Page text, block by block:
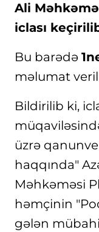
Ali
iclası
Bu barədə
məlumat
Bildirilib ki,
üzrə
haqqında"
Məhkəməsi
həmçinin
gələn